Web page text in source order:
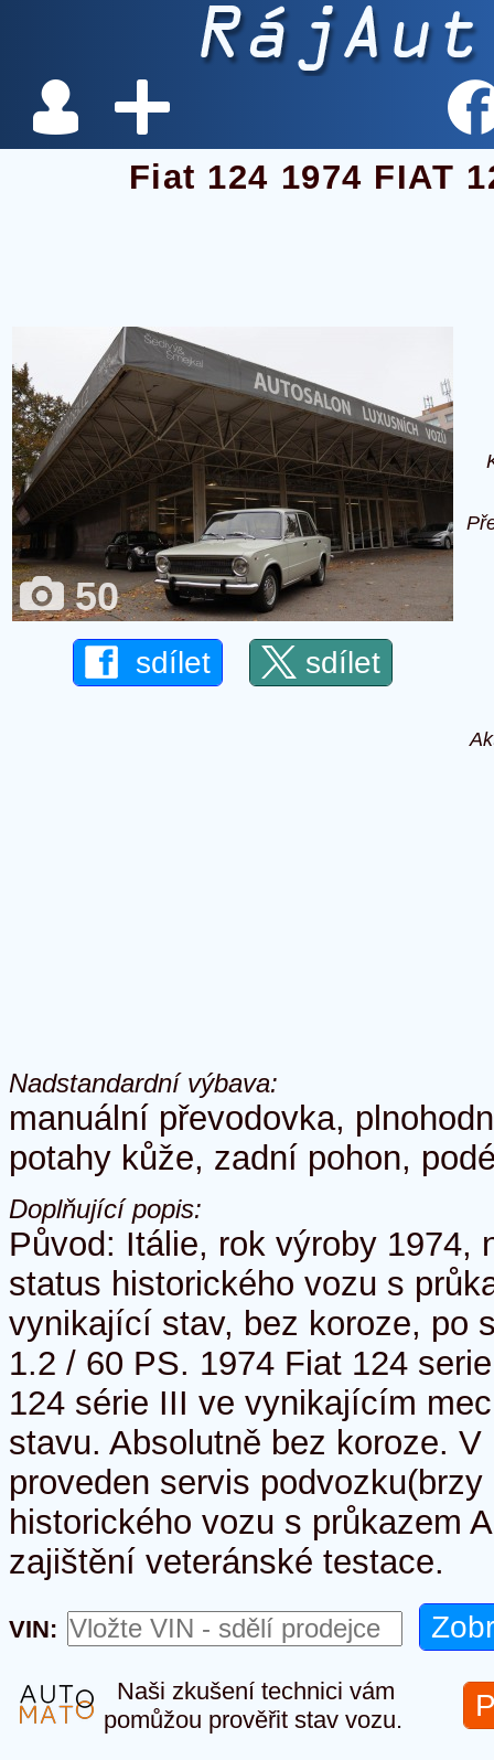
Fiat 124 1974 FIAT
50
sdílet sdílet
Nadstandardní výbava:
manuální převodovka,
potahy kůže, zadní pohon,
Doplňující popis:
Původ: Itálie, rok výroby 1974,
status historického vozu s
vynikající stav, bez koroze, po
1.2 / 60 PS. 1974 Fiat 124
124 série III ve vynikajícím
stavu. Absolutně bez koroze.
proveden servis
historického vozu s průkazem
zajištění veteránské testace.
VIN:
Naši zkušení technici vám
pomůžou prověřit stav vozu.